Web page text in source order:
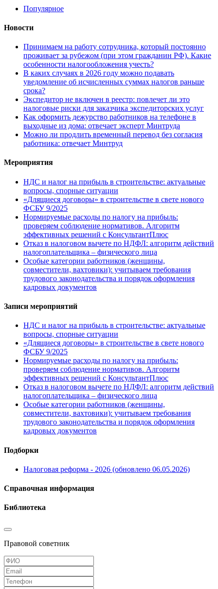
Популярное
Новости
Принимаем на работу сотрудника, который постоянно
проживает за рубежом (при этом гражданин РФ). Какие
особенности налогообложения учесть?
В каких случаях в 2026 году можно подавать
уведомление об исчисленных суммах налогов раньше
срока?
Экспедитор не включен в реестр: повлечет ли это
налоговые риски для заказчика экспедиторских услуг
Как оформить дежурство работников на телефоне в
выходные из дома: отвечает эксперт Минтруда
Можно ли продлить временный перевод без согласия
работника: отвечает Минтруд
Мероприятия
НДС и налог на прибыль в строительстве: актуальные
вопросы, спорные ситуации
«Длящиеся договоры» в строительстве в свете нового
ФСБУ 9/2025
Нормируемые расходы по налогу на прибыль:
проверяем соблюдение нормативов. Алгоритм
эффективных решений с КонсультантПлюс
Отказ в налоговом вычете по НДФЛ: алгоритм действий
налогоплательщика – физического лица
Особые категории работников (женщины,
совместители, вахтовики): учитываем требования
трудового законодательства и порядок оформления
кадровых документов
Записи мероприятий
НДС и налог на прибыль в строительстве: актуальные
вопросы, спорные ситуации
«Длящиеся договоры» в строительстве в свете нового
ФСБУ 9/2025
Нормируемые расходы по налогу на прибыль:
проверяем соблюдение нормативов. Алгоритм
эффективных решений с КонсультантПлюс
Отказ в налоговом вычете по НДФЛ: алгоритм действий
налогоплательщика – физического лица
Особые категории работников (женщины,
совместители, вахтовики): учитываем требования
трудового законодательства и порядок оформления
кадровых документов
Подборки
Налоговая реформа - 2026 (обновлено 06.05.2026)
Справочная информация
Библиотека
Правовой советник